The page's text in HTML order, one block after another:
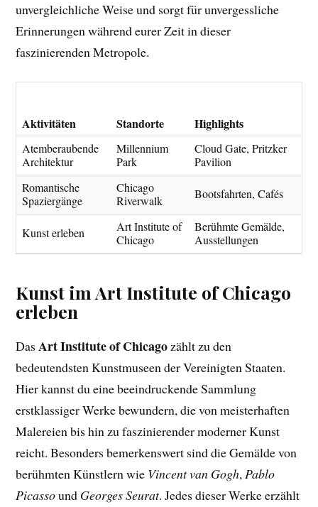
unvergleichliche Weise und sorgt für unvergessliche
Erinnerungen während eurer Zeit in dieser
faszinierenden Metropole.
Aktivitäten Standorte Highlights
Atemberaubende
Architektur
Millennium
Park
Cloud Gate, Pritzker
Pavilion
Romantische
Spaziergänge
Chicago
Riverwalk
Bootsfahrten, Cafés
Kunst erleben
Art Institute of
Chicago
Berühmte Gemälde,
Ausstellungen
Kunst im Art Institute of Chicago
erleben
DasArt Institute of Chicagozählt zu den
bedeutendsten Kunstmuseen der Vereinigten Staaten.
Hier kannst du eine beeindruckende Sammlung
erstklassiger Werke bewundern, die von meisterhaften
Malereien bis hin zu faszinierender moderner Kunst
reicht. Besonders bemerkenswert sind die Gemälde von
berühmten Künstlern wie Vincent van Gogh,Pablo
Picassound Georges Seurat. Jedes dieser Werke erzählt